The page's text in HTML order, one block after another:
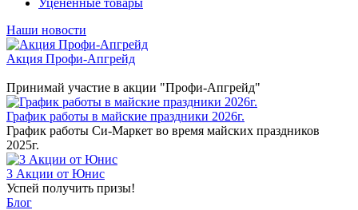
Уцененные товары
Наши новости
Акция Профи-Апгрейд
Принимай участие в акции "Профи-Апгрейд"
График работы в майские праздники 2026г.
График работы Си-Маркет во время майских праздников
2025г.
3 Акции от Юнис
Успей получить призы!
Блог